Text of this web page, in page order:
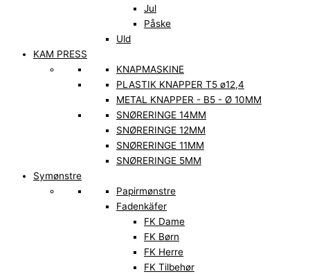
Jul
Påske
Uld
KAM PRESS
KNAPMASKINE
PLASTIK KNAPPER T5 ø12,4
METAL KNAPPER - B5 - Ø 10MM
SNØRERINGE 14MM
SNØRERINGE 12MM
SNØRERINGE 11MM
SNØRERINGE 5MM
Symønstre
Papirmønstre
Fadenkäfer
FK Dame
FK Børn
FK Herre
FK Tilbehør